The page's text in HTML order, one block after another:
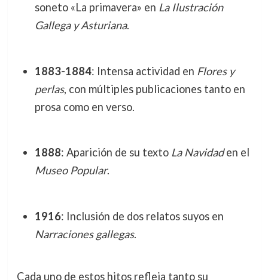
soneto «La primavera» en La Ilustración
Gallega y Asturiana.
1883-1884: Intensa actividad en Flores y
perlas, con múltiples publicaciones tanto en
prosa como en verso.
1888: Aparición de su texto La Navidaden el
Museo Popular.
1916: Inclusión de dos relatos suyos en
Narraciones gallegas.
Cada uno de estos hitos refleja tanto su